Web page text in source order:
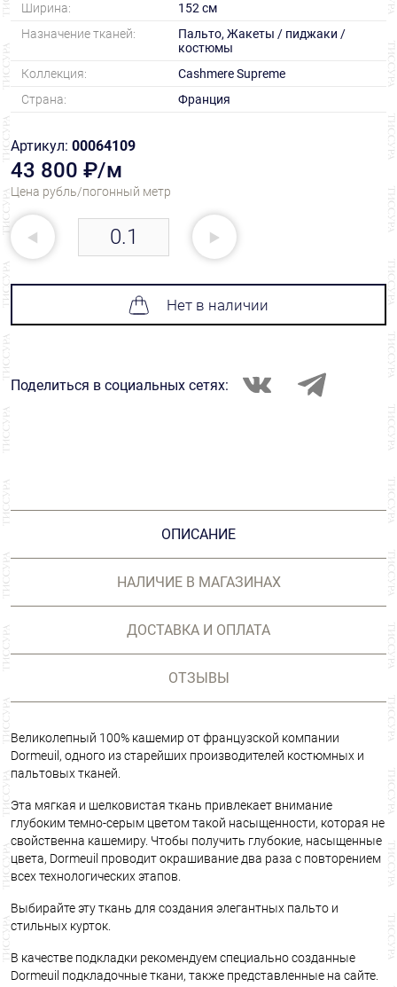
Ширина:
152 см
Назначение тканей:
Пальто, Жакеты / пиджаки /
костюмы
Коллекция:
Cashmere Supreme
Страна:
Франция
Артикул: 00064109
43 800 ₽/м
Цена рубль/погонный метр
Нет в наличии
Поделиться в социальных сетях:
ОПИСАНИЕ
НАЛИЧИЕ В МАГАЗИНАХ
ДОСТАВКА И ОПЛАТА
ОТЗЫВЫ
Великолепный 100% кашемир от французской компании
Dormeuil, одного из старейших производителей костюмных и
пальтовых тканей.
Эта мягкая и шелковистая ткань привлекает внимание
глубоким темно-серым цветом такой насыщенности, которая не
свойственна кашемиру. Чтобы получить глубокие, насыщенные
цвета, Dormeuil проводит окрашивание два раза с повторением
всех технологических этапов.
Выбирайте эту ткань для создания элегантных пальто и
стильных курток.
В качестве подкладки рекомендуем специально созданные
Dormeuil подкладочные ткани, также представленные на сайте.